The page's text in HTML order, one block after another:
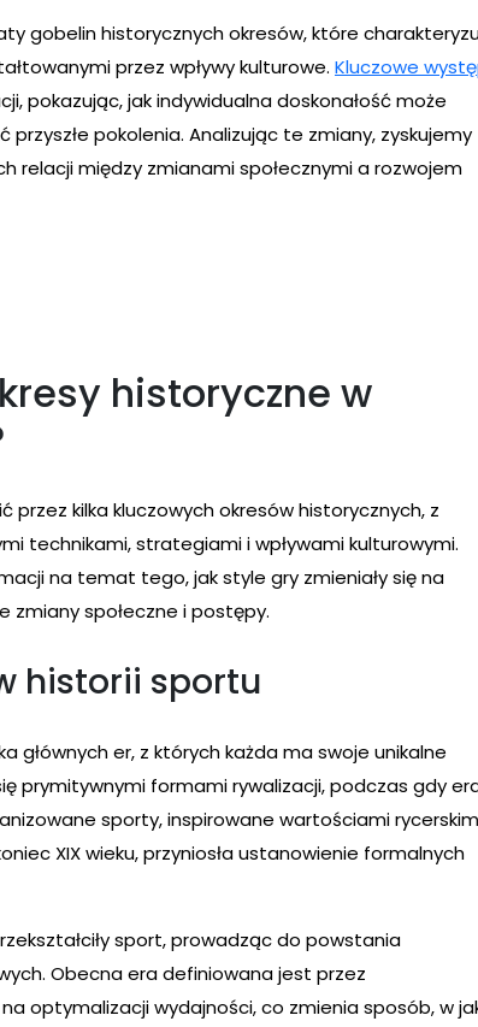
gobelin historycznych okresów, które
przez wpływy kulturowe. Kluczowe
pokazując, jak indywidualna doskonałość może
pokolenia. Analizując te zmiany, zyskujemy
relacji między zmianami społecznymi a rozwojem
historyczne w
przez kilka kluczowych okresów historycznych, z
technikami, strategiami i wpływami kulturowymi.
na temat tego, jak style gry zmieniały się na
zmiany społeczne i postępy.
historii sportu
głównych er, z których każda ma swoje unikalne
prymitywnymi formami rywalizacji, podczas gdy
sporty, inspirowane wartościami
XIX wieku, przyniosła ustanowienie formalnych
sport, prowadząc do powstania
Obecna era definiowana jest przez
optymalizacji wydajności, co zmienia sposób, w